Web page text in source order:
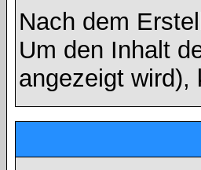
Nach dem
Um den Inhalt
angezeigt wird),